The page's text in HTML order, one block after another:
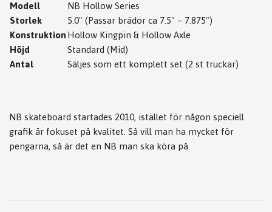
Modell
NB Hollow Series
Storlek
5.0" (Passar brädor ca 7.5" – 7.875")
Konstruktion Hollow Kingpin & Hollow Axle
Höjd
Standard (Mid)
Antal
Säljes som ett komplett set (2 st truckar)
NB skateboard startades 2010, istället för någon speciell
grafik är fokuset på kvalitet. Så vill man ha mycket för
pengarna, så är det en NB man ska köra på.